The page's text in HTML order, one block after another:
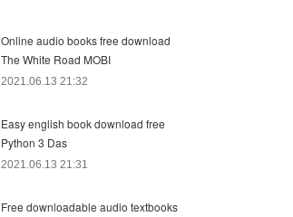
Online audio books free download
The White Road MOBI
2021.06.13 21:32
Easy english book download free
Python 3 Das
2021.06.13 21:31
Free downloadable audio textbooks